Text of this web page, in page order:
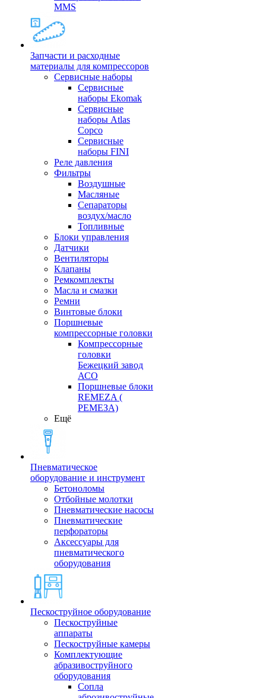
MMS
Запчасти и расходные
материалы для компрессоров
Cервисные наборы
Сервисные
наборы Ekomak
Cервисные
наборы Atlas
Copco
Сервисные
наборы FINI
Реле давления
Фильтры
Воздушные
Масляные
Сепараторы
воздух/масло
Топливные
Блоки управления
Датчики
Вентиляторы
Клапаны
Ремкомплекты
Масла и смазки
Ремни
Винтовые блоки
Поршневые
компрессорные головки
Компрессорные
головки
Бежецкий завод
АСО
Поршневые блоки
REMEZA (
РЕМЕЗА)
Ещё
Пневматическое
оборудование и инструмент
Бетоноломы
Отбойные молотки
Пневматические насосы
Пневматические
перфораторы
Аксессуары для
пневматического
оборудования
Пескоструйное оборудование
Пескоструйные
аппараты
Пескоструйные камеры
Комплектующие
абразивоструйного
оборудования
Сопла